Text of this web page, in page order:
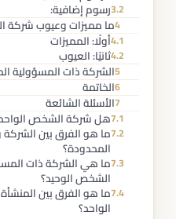
3.2رسوم إضافية:
4ما مميزات وعيوب شركة
4.1أولًا: المميزات
4.2ثانيًا: العيوب
5الشركة ذات المسؤولية
6الخاتمة
7الأسئلة الشائعة
7.1هل شركة الشخص
7.2ما هو الفرق بين
المحدودة؟
7.3ما هي الشركة ذات
الشخص الوحيد؟
7.4ما هو الفرق بين
الواحد؟